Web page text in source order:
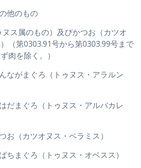
他のもの
ヌス属のもの）及びかつお（カツオ
（第0303.91号から第0303.99号まで
肉を除く。）
ながまぐろ（トゥヌス・アラルン
だまぐろ（トゥヌス・アルバカレ
お（カツオヌス・ペラミス）
ちまぐろ（トゥヌス・オベスス）